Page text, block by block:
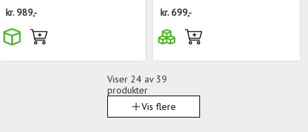
kr.989,- kr.699,-
Viser24 av 39
produkter
Vis flere